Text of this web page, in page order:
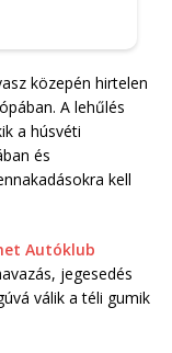
közepén hirtelen
A lehűlés
a húsvéti
és
kell
Autóklub
jegesedés
válik a téli gumik